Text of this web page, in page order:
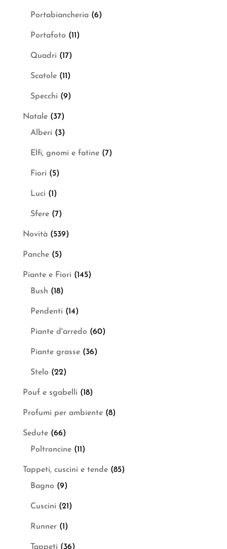
Portabiancheria (6)
Portafoto (11)
Quadri (17)
Scatole (11)
Specchi (9)
Natale (37)
Alberi (3)
Elfi, gnomi e fatine (7)
Fiori (5)
Luci (1)
Sfere (7)
Novità (539)
Panche (5)
Piante e Fiori (145)
Bush (18)
Pendenti (14)
Piante d'arredo (60)
Piante grasse (36)
Stelo (22)
Pouf e sgabelli (18)
Profumi per ambiente (8)
Sedute (66)
Poltroncine (11)
Tappeti, cuscini e tende (85)
Bagno (9)
Cuscini (21)
Runner (1)
Tappeti (36)